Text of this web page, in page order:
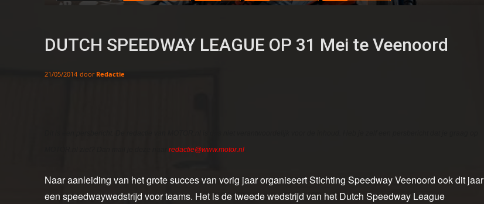
DUTCH SPEEDWAY LEAGUE OP 31 Mei te Veenoord
21/05/2014 door Redactie
redactie@www.motor.nl
Naar aanleiding van het grote succes van vorig jaar organiseert Stichting Speedway Veenoord ook dit jaar
een speedwaywedstrijd voor teams. Het is de tweede wedstrijd van het Dutch Speedway League